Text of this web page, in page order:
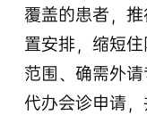
覆盖的患者，
置安排，缩短
范围、确需外
代办会诊申请